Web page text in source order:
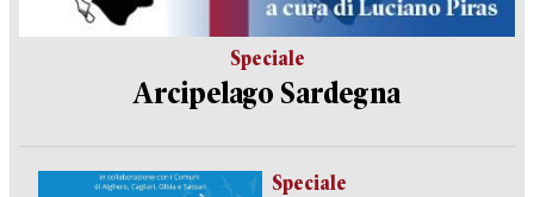
Speciale
Arcipelago Sardegna
Speciale